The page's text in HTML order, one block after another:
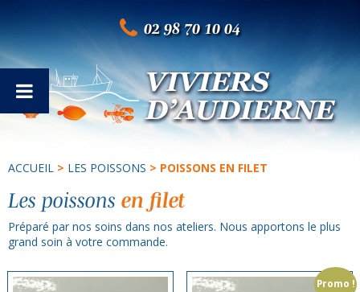
02 98 70 10 04
ACCUEIL > LES POISSONS > POISSONS EN FILET
Les poissons en filet
Préparé par nos soins dans nos ateliers. Nous apportons le plus
grand soin à votre commande.
Promo !